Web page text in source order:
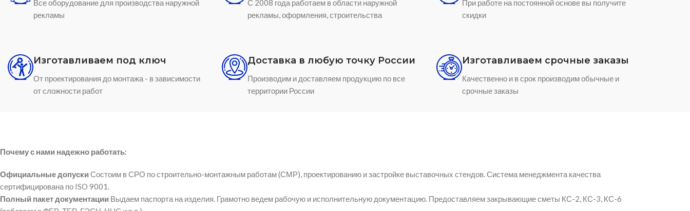
Все оборудование для производства наружной
рекламы
С 2008 года работаем в области наружной
рекламы, оформления, строительства
При работе на постоянной основе вы получите
скидки
Изготавливаем под ключ
От проектирования до монтажа - в зависимости
от сложности работ
Доставка в любую точку России
Производим и доставляем продукцию по все
территории России
Изготавливаем срочные заказы
Качественно и в срок производим обычные и
срочные заказы
Почему с нами надежно работать:
Официальные допускиСостоим в СРО по строительно-монтажным работам (СМР), проектированию и застройке выставочных стендов. Система менеджмента качества
сертифицирована по ISO 9001.
Полный пакет документации Выдаем паспорта на изделия. Грамотно ведем рабочую и исполнительную документацию. Предоставляем закрывающие сметы КС-2, КС-3, КС-6